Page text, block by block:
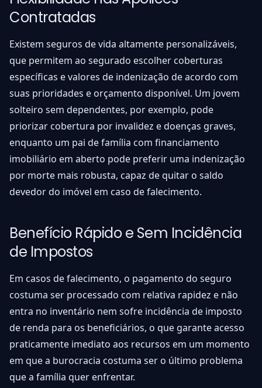
Contratadas
Existem seguros de vida altamente personalizáveis,
que permitem ao segurado escolher coberturas
específicas e valores de indenização de acordo com
suas prioridades e orçamento disponível. Um jovem
solteiro sem dependentes, por exemplo, pode
priorizar cobertura por invalidez e doenças graves,
enquanto um pai de família com financiamento
imobiliário em aberto pode preferir uma indenização
por morte mais robusta, capaz de quitar o saldo
devedor do imóvel em caso de falecimento.
Benefício Rápido e Sem Incidência
de Impostos
Em casos de falecimento, o pagamento do seguro
costuma ser processado com relativa rapidez e não
entra no inventário nem sofre incidência de imposto
de renda para os beneficiários, o que garante acesso
praticamente imediato aos recursos em um momento
em que a burocracia costuma ser o último problema
que a família quer enfrentar.